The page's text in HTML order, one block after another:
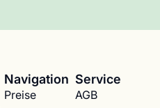
Navigation
Preise
Service
AGB